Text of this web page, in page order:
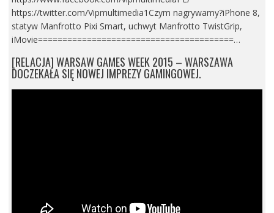
https://twitter.com/Vipmultimedia1Czym nagrywamy?iPhone 8,
statyw Manfrotto Pixi Smart, uchwyt Manfrotto TwistGrip,
iMovie========================================…
[RELACJA] WARSAW GAMES WEEK 2015 – WARSZAWA
DOCZEKAŁA SIĘ NOWEJ IMPREZY GAMINGOWEJ.